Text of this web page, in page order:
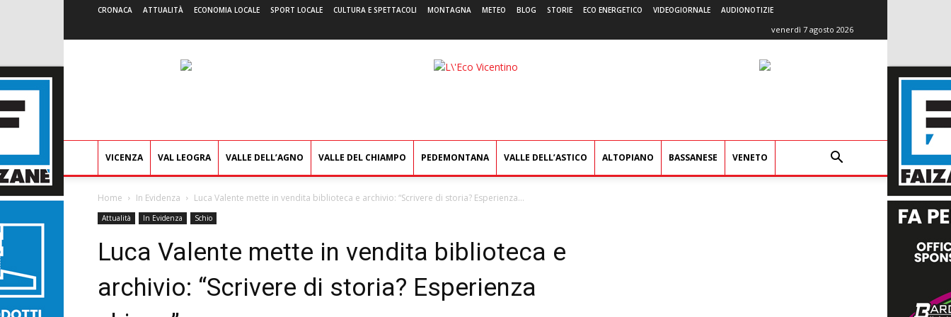
CRONACA ATTUALITÀ ECONOMIA LOCALE SPORT LOCALE CULTURA E SPETTACOLI MONTAGNA METEO BLOG STORIE ECO ENERGETICO VIDEOGIORNALE AUDIONOTIZIE
venerdì 7 agosto 2026
L'Eco
VICENZA VAL LEOGRA VALLE DELL’AGNO VALLE DEL CHIAMPO PEDEMONTANA VALLE DELL’ASTICO ALTOPIANO BASSANESE VENETO
Home In Evidenza Luca Valente mette in vendita biblioteca e archivio: “Scrivere di storia? Esperienza...
Attualità In Evidenza Schio
Luca Valente mette in vendita biblioteca e
archivio: “Scrivere di storia? Esperienza